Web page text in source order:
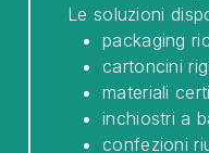
Le soluzioni
packaging
cartoncini
materiali
inchiostri a
confezioni